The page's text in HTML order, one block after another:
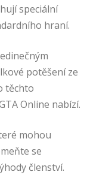
speciální
hraní.
potěšení ze
těchto
Online nabízí.
mohou
se
členství.